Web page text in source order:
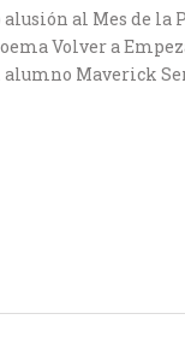
al Mes de la
Volver a
Maverick